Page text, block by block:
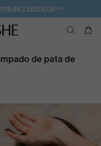
-10% EN 2 VESTIDOS>>
-10% EXTRA!
DE 49 € >>
de pata de